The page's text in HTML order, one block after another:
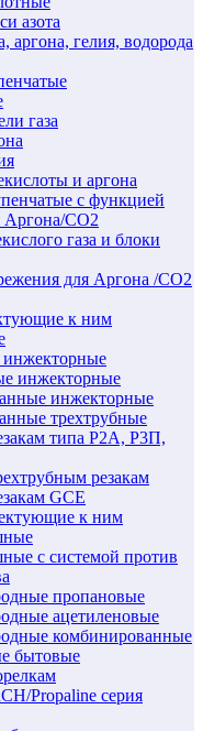
азота
аргона, гелия, водорода
газа
и аргона
c функцией
Аргона/СО2
газа и блоки
для Аргона /СО2
к ним
инжекторные
инжекторные
инжекторные
трехтрубные
типа Р2А, Р3П,
резакам
GCE
к ним
с системой против
пропановые
ацетиленовые
комбинированные
бытовые
Propaline серия